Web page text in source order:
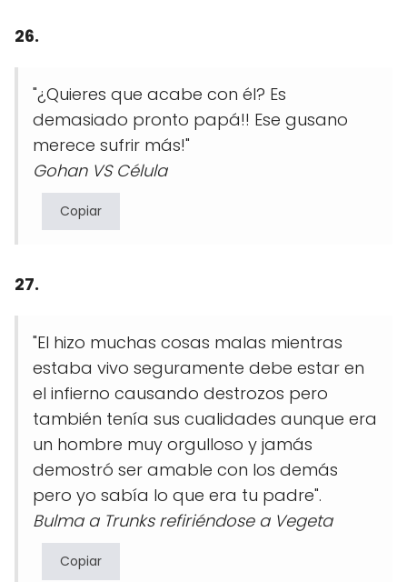
26.
"¿Quieres que acabe con él? Es
demasiado pronto papá!! Ese gusano
merece sufrir más!"
Gohan VS Célula
Copiar
27.
"El hizo muchas cosas malas mientras
estaba vivo seguramente debe estar en
el infierno causando destrozos pero
también tenía sus cualidades aunque era
un hombre muy orgulloso y jamás
demostró ser amable con los demás
pero yo sabía lo que era tu padre".
Bulma a Trunks refiriéndose a Vegeta
Copiar